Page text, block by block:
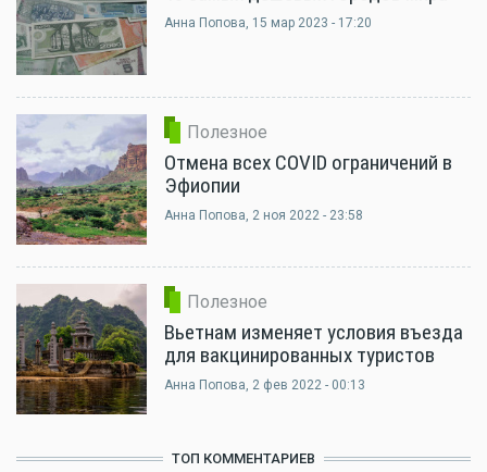
Анна Попова, 15 мар 2023 - 17:20
Полезное
Отмена всех COVID ограничений в
Эфиопии
Анна Попова, 2 ноя 2022 - 23:58
Полезное
Вьетнам изменяет условия въезда
для вакцинированных туристов
Анна Попова, 2 фев 2022 - 00:13
ТОП КОММЕНТАРИЕВ